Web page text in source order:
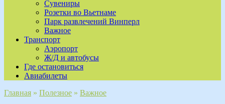
Сувениры
Розетки во Вьетнаме
Парк развлечений Винперл
Важное
Транспорт
Аэропорт
Ж/Д и автобусы
Где остановиться
Авиабилеты
Главная » Полезное » Важное